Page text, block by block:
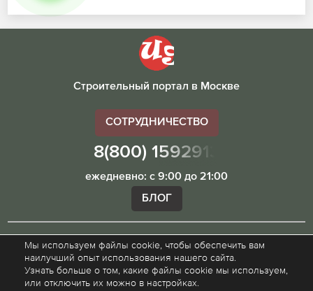
Строительный портал в Москве
СОТРУДНИЧЕСТВО
8(800) 1592913
ежедневно: с 9:00 до 21:00
БЛОГ
Внимание! Наш сайт ugibddmo.ru, носит исключительно
информационный характер и не является публичной
офертой.
Мы используем файлы cookie, чтобы обеспечить вам
наилучший опыт использования нашего сайта.
Узнать больше о том, какие файлы cookie мы используем,
или отключить их можно в настройках.